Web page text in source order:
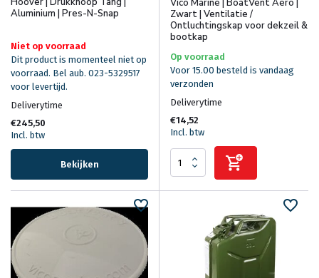
Aluminium | Pres-N-Snap
Niet op voorraad
Dit product is momenteel niet op
voorraad. Bel aub. 023-5329517
voor levertijd.
Deliverytime
€245,50
Incl. btw
Bekijken
Vico Marine | BoatVent Aero |
Zwart | Ventilatie /
Ontluchtingskap voor dekzeil &
bootkap
Op voorraad
Voor 15.00 besteld is vandaag
verzonden
Deliverytime
€14,52
Incl. btw